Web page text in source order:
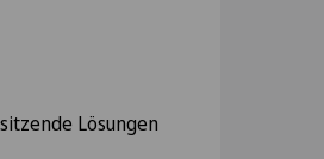
Lösungen